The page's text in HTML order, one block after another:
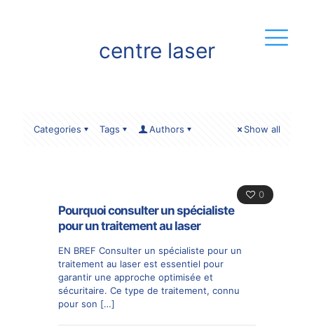
centre laser
Categories Tags Authors Show all
0
Pourquoi consulter un spécialiste
pour un traitement au laser
EN BREF Consulter un spécialiste pour un
traitement au laser est essentiel pour
garantir une approche optimisée et
sécuritaire. Ce type de traitement, connu
pour son […]